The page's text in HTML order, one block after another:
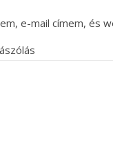
e-mail címem, és